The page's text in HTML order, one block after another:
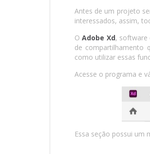
Antes de um projeto
interessados, assim,
OAdobe Xd, software
de compartilhamento
como utilizar essas
Acesse o programa e
Essa seção possui um